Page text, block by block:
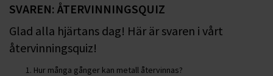
SVAREN: ÅTERVINNINGSQUIZ
Glad alla hjärtans dag! Här är svaren i vårt
återvinningsquiz!
Hur många gånger kan metall återvinnas?